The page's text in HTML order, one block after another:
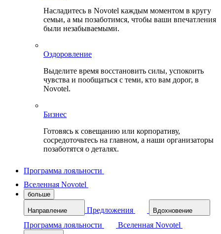
Насладитесь в Novotel каждым моментом в кругу
семьи, а мы позаботимся, чтобы ваши впечатления
были незабываемыми.
Оздоровление
Выделите время восстановить силы, успокоить
чувства и пообщаться с теми, кто вам дорог, в
Novotel.
Бизнес
Готовясь к совещанию или корпоративу,
сосредоточьтесь на главном, а наши организаторы
позаботятся о деталях.
Программа лояльности
Вселенная Novotel
больше
Направление Предложения Вдохновение
Программа лояльности Вселенная Novotel